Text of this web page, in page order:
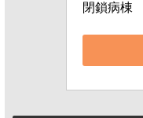
閉鎖病棟